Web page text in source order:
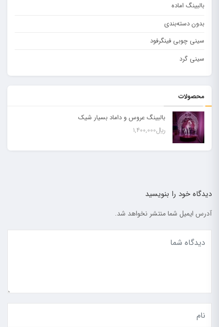
بالبینگ اماده
بدون دسته‌بندی
سینی چوبی فینگرفود
سینی گرد
محصولات
بالبینگ عروس و داماد بسیار شیک
﷼1,400,000
دیدگاه خود را بنویسید
آدرس ایمیل شما منتشر نخواهد شد.